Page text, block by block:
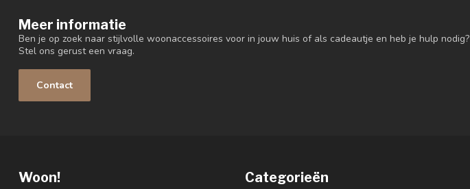
Meer informatie
Ben je op zoek naar stijlvolle woonaccessoires voor in jouw huis of als cadeautje en heb je hulp nodig?
Stel ons gerust een vraag.
Contact
Woon! Categorieën